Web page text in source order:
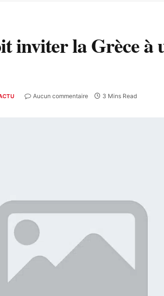
inviter la Grèce à
Aucun commentaire 3 Mins Read